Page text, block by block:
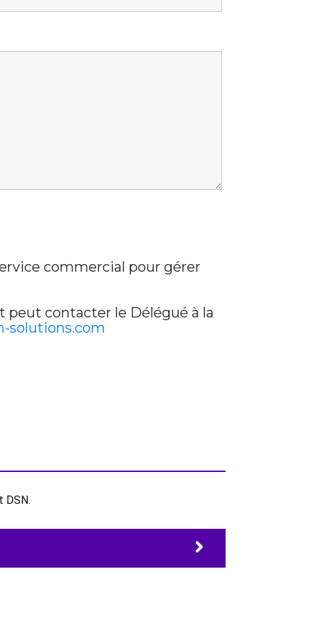
commercial pour gérer
peut contacter le Délégué à la
solutions.com
DSN.